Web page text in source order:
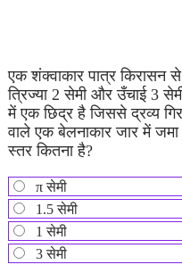
एक शंक्वाकार पात्र
त्रिज्या 2 सेमी और उँचाई 3
में एक छिद्र है जिससे द्रव्य
वाले एक बेलनाकार जार में जमा
स्तर कितना है?
π सेमी
1.5 सेमी
1 सेमी
3 सेमी